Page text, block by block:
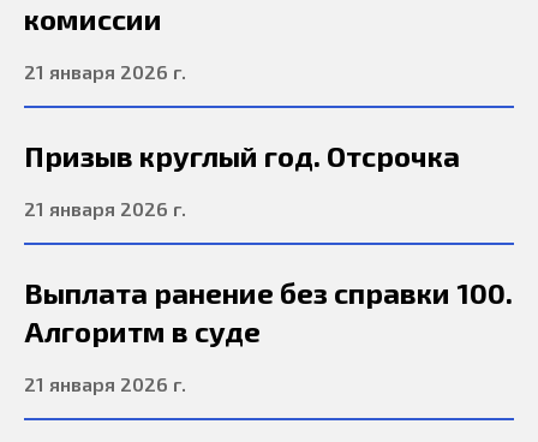
комиссии
21 января 2026 г.
Призыв круглый год. Отсрочка
21 января 2026 г.
Выплата ранение без справки 100.
Алгоритм в суде
21 января 2026 г.